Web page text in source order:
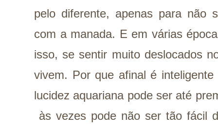
pelo diferente, apenas para não
com a manada. E em várias
isso, se sentir muito deslocados
vivem. Por que afinal é
lucidez aquariana pode ser até
às vezes pode não ser tão fácil